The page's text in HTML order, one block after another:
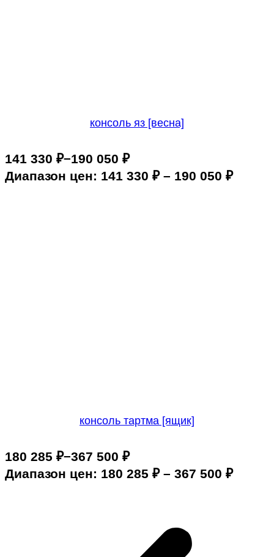
консоль яз [весна]
141 330 ₽–190 050 ₽
Диапазон цен: 141 330 ₽ – 190 050 ₽
консоль тартма [ящик]
180 285 ₽–367 500 ₽
Диапазон цен: 180 285 ₽ – 367 500 ₽